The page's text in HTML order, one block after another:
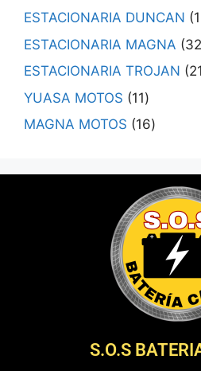
ESTACIONARIA DUNCAN
ESTACIONARIA MAGNA
32
ESTACIONARIA TROJAN
21
YUASA MOTOS
11
MAGNA MOTOS
16
S.O.S